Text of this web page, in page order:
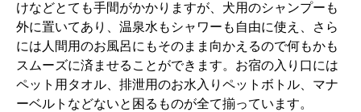
けなどとても手間がかかりますが、犬用のシャンプーも
外に置いてあり、温泉水もシャワーも自由に使え、さら
には人間用のお風呂にもそのまま向かえるので何もかも
スムーズに済ませることができます。お宿の入り口には
ペット用タオル、排泄用のお水入りペットボトル、マナ
ーベルトなどないと困るものが全て揃っています。